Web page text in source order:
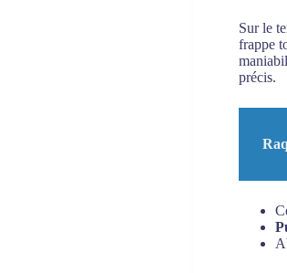
Sur le
frappe
précis.